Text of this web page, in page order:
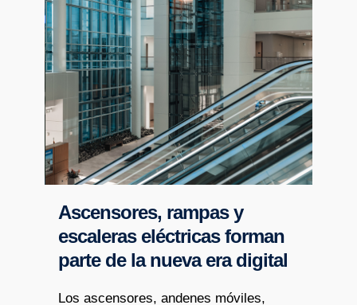
Ascensores, rampas y
escaleras eléctricas forman
parte de la nueva era digital
Los ascensores, andenes móviles,